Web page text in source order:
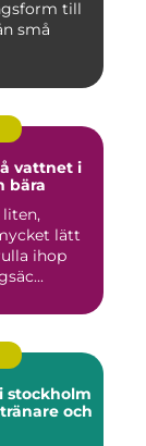
till
små
bära
liten,
lätt
ihop
stockholm
och